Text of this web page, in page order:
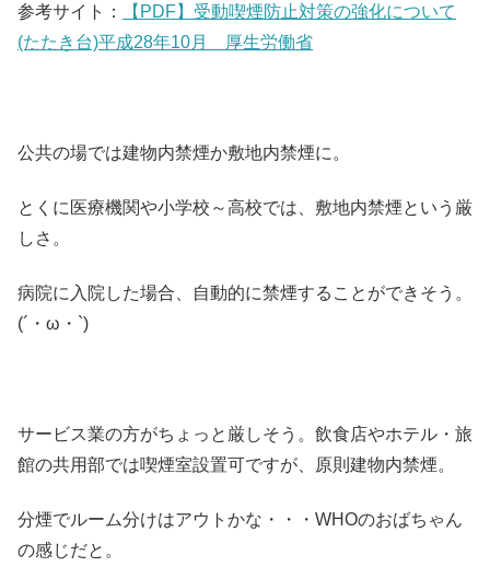
参考サイト：
【PDF】受動喫煙防止対策の強化について
(たたき台)平成28年10月 厚生労働省
公共の場では建物内禁煙か敷地内禁煙に。
とくに医療機関や小学校～高校では、敷地内禁煙という厳
しさ。
病院に入院した場合、自動的に禁煙することができそう。
(´・ω・`)
サービス業の方がちょっと厳しそう。飲食店やホテル・旅
館の共用部では喫煙室設置可ですが、原則建物内禁煙。
分煙でルーム分けはアウトかな・・・WHOのおばちゃん
の感じだと。